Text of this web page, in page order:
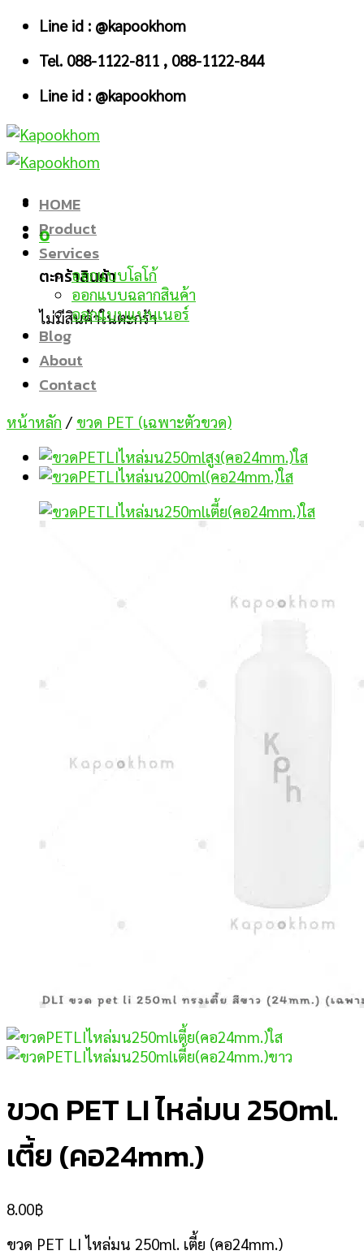
Skip
content
Line id : @kapookhom
Tel. 088-1122-811 , 088-1122-844
Line id : @kapookhom
0
ตะกร้าสินค้า
ไม่มีสินค้าในตะกร้า
HOME
Product
Services
ออกแบบโลโก้
ออกแบบฉลากสินค้า
ออกแบบแบนเนอร์
Blog
About
Contact
หน้าหลัก / ขวด PET (เฉพาะตัวขวด)
ขวด PET LI ไหล่มน 250ml.
เตี้ย (คอ24mm.)
8.00฿
ขวด PET LI ไหล่มน 250ml. เตี้ย (คอ24mm.)